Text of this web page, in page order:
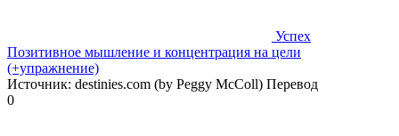
Успех
Позитивное мышление и концентрация на цели
(+упражнение)
Источник: destinies.com (by Peggy McColl) Перевод
0